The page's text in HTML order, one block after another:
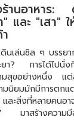
านอาหาร:
และ "เสา"
ดินเล่นชิล ๆ บรรย
ยา? การได้ไปนั่งกิ
ขอย่างหนึ่ง แต่สิ่
มนิยมมักมีการตกแ
ที่หลายคนอาจม
มาสร้างความมี